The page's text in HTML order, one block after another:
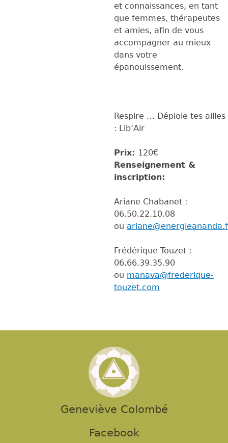
et connaissances, en tant
que femmes, thérapeutes
et amies, afin de vous
accompagner au mieux
dans votre
épanouissement.
Respire … Déploie tes ailles
: Lib’Air
Prix: 120€
Renseignement &
inscription:
Ariane Chabanet :
06.50.22.10.08
ou
Frédérique Touzet :
06.66.39.35.90
ou manava@frederique-
touzet.com
Geneviève Colombé
Facebook